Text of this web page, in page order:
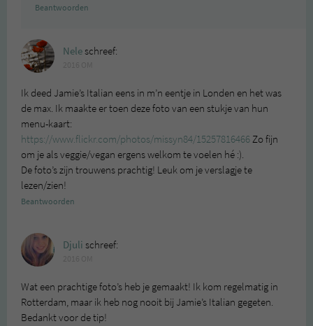
Beantwoorden
Neleschreef:
Ik deed Jamie’s Italian eens in m’n eentje in Londen en het was
de max. Ik maakte er toen deze foto van een stukje van hun
menu-kaart:
https://www.flickr.com/photos/missyn84/15257816466Zo fijn
om je als veggie/vegan ergens welkom te voelen hé :).
De foto’s zijn trouwens prachtig! Leuk om je verslagje te
lezen/zien!
Beantwoorden
Djuli schreef:
Wat een prachtige foto’s heb je gemaakt! Ik kom regelmatig in
Rotterdam, maar ik heb nog nooit bij Jamie’s Italian gegeten.
Bedankt voor de tip!